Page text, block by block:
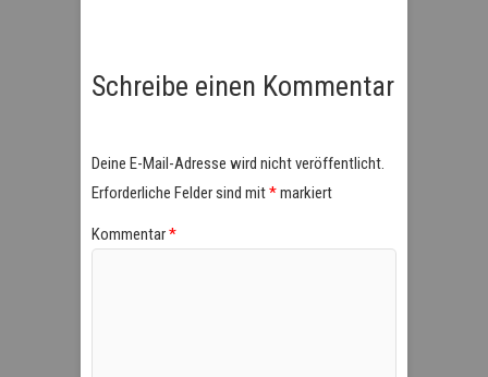
Schreibe einen Kommentar
Deine E-Mail-Adresse wird nicht veröffentlicht.
Erforderliche Felder sind mit*markiert
Kommentar*